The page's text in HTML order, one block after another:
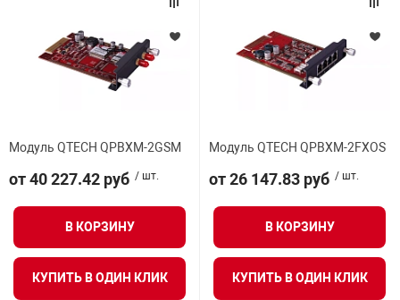
Модуль QTECH QPBXM-2GSM
от 40 227.42 руб / шт.
В КОРЗИНУ
КУПИТЬ В ОДИН КЛИК
Модуль QTECH QPBXM-2FXOS
от 26 147.83 руб / шт.
В КОРЗИНУ
КУПИТЬ В ОДИН КЛИК